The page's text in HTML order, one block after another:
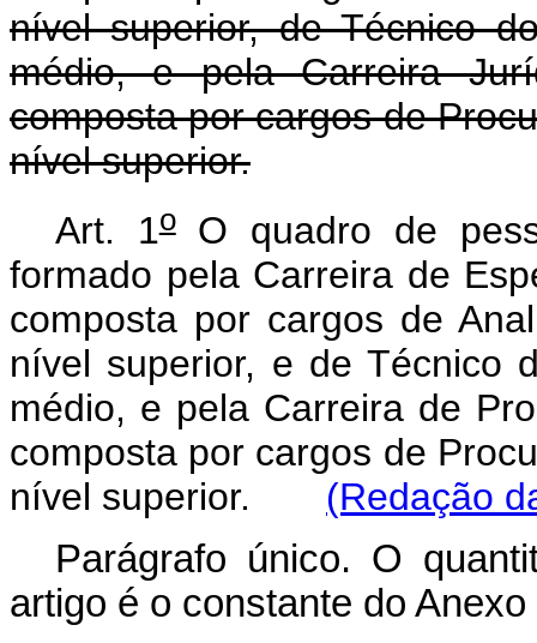
nível superior, de Técnico
médio, e pela Carreira
composta por cargos de
nível superior.
Art. 1oO quadro de
formado pela Carreira de
composta por cargos de
nível superior, e de Técnico
médio, e pela Carreira de
composta por cargos de
nível superior. (Redação
Parágrafo único. O
artigo é o constante do